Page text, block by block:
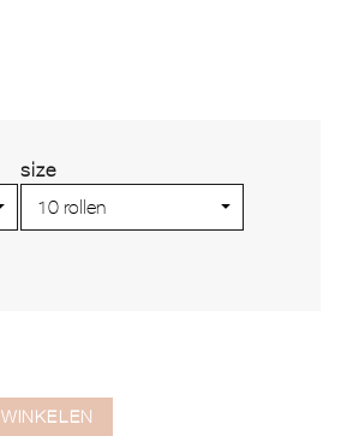
size
WINKELEN